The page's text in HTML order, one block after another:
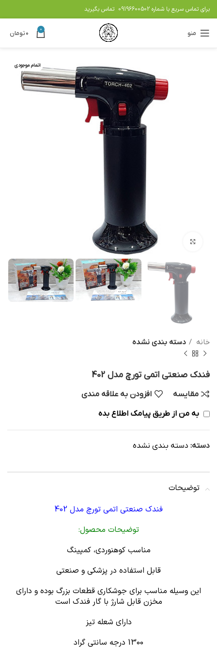
برای تماس سریع با شماره 09196600502 تماس بگیرید
منو 0 ۰تومان
اتمام موجودی
بزرگنمایی تصویر
خانه دسته بندی نشده
فندک صنعتی اتمی تورچ مدل 402
مقایسه افزودن به علاقه مندی
به من از طریق پیامک اطلاع بده
دسته: دسته بندی نشده
توضیحات
فندک صنعتی اتمی تورچ مدل 402
توضیحات محصول:
مناسب کوهنوردی، کمپینگ
قابل استفاده در پزشکی و صنعتی
این وسیله مناسب برای جوشکاری قطعات بزرگ بوده و دارای
مخزن قابل شارژ با گار فندک است
دارای شعله تیز
1300 درجه سانتی گراد